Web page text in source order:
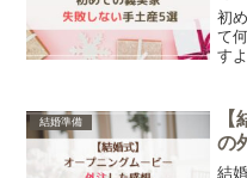
初
て
す
て
す
結婚準備
の
結